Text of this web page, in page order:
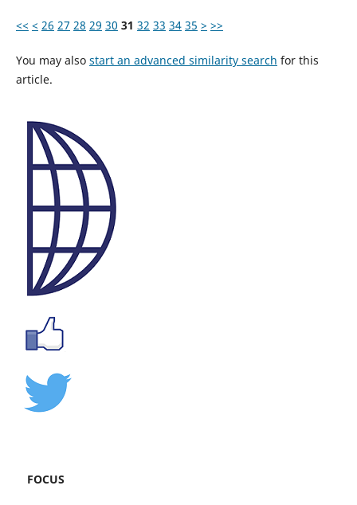
<< < 26 27 28 29 30 31 32 33 34 35 > >>
You may also start an advanced similarity search for this
article.
FOCUS